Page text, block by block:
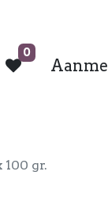
0
gr.